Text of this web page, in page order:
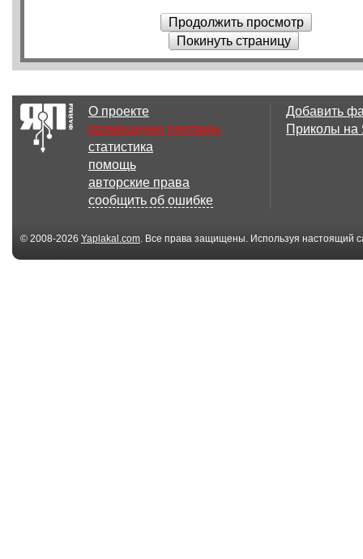
Продолжить просмотр
Покинуть страницу
О проекте
размещение рекламы
статистика
помощь
авторские права
сообщить об ошибке
Добавить
Приколы
© 2008-2026 Yaplakal.com. Все права защищены. Используя настоящий